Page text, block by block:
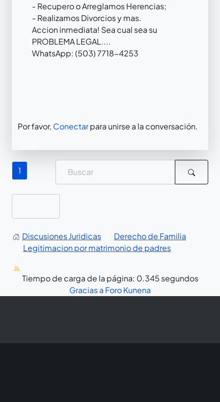
- Recupero o Arreglamos Herencias;
- Realizamos Divorcios y mas.
Accion inmediata! Sea cual sea su
PROBLEMA LEGAL....
WhatsApp: (503) 7718-4253
Por favor, Conectarpara unirse a la conversación.
1
Discusiones Juridicas
Derecho de Familia
Legitimacion por matrimonio de padres
Tiempo de carga de la página: 0.345 segundos
Gracias a Foro Kunena